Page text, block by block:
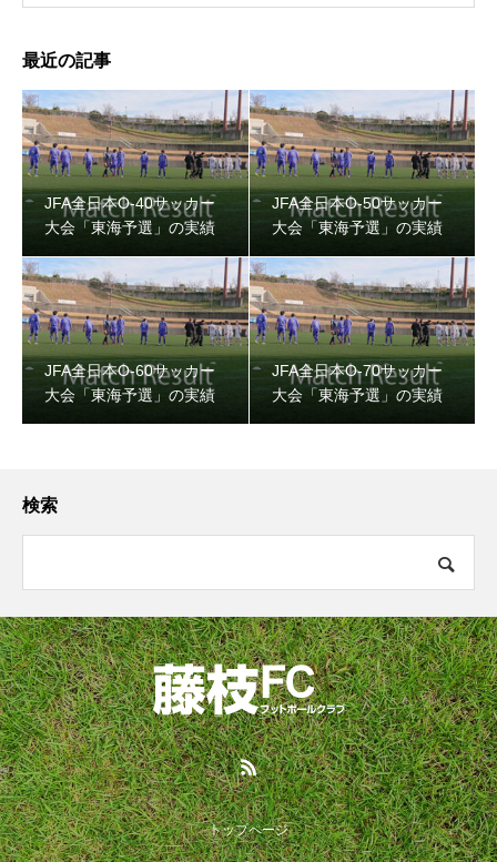
最近の記事
JFA全日本O-40サッカー
大会「東海予選」の実績
JFA全日本O-50サッカー
大会「東海予選」の実績
JFA全日本O-60サッカー
大会「東海予選」の実績
JFA全日本O-70サッカー
大会「東海予選」の実績
検索
トップページ